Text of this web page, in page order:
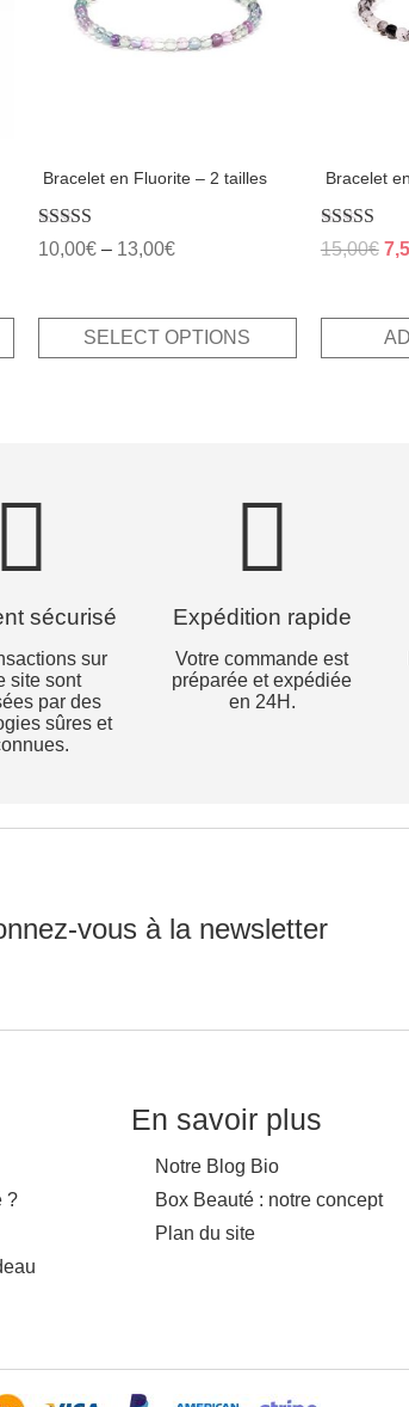
​ Bracelet en Fluorite – 2 tailles
Rated
4.50
10,00€ – 13,00€
SELECT OPTIONS
options
page
Bracelet
Rated
5.00
15,00€
sécurisé
sur
site sont
par des
sûres et
Expédition rapide
Votre commande est
préparée et expédiée
en 24H.
vous à la newsletter
?
En savoir plus
Notre Blog Bio
Box Beauté : notre concept
Plan du site